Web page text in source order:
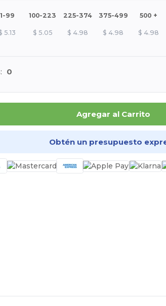
1-99 100-223 225-374 375-499 500 +
5.13 $ 5.05 $ 4.98 $ 4.98 $ 4.98
0
Agregar al Carrito
Obtén un presupuesto